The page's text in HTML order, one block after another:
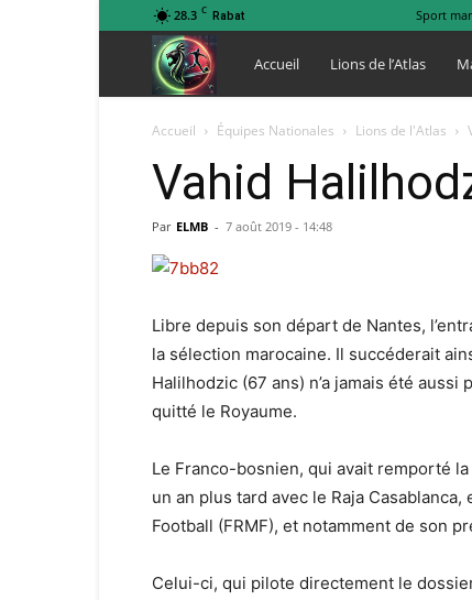
28.3 C Rabat Sport
Lions
de
l
Accueil Lions de l’Atlas
Accueil Équipes Nationales Lions de l'Atlas
Vahid
Par ELMB - 7 août 2019 - 14:48
Libre depuis son départ de Nantes,
la sélection marocaine. Il succéderait
Halilhodzic (67 ans) n’a jamais été
quitté le Royaume.
Le Franco-bosnien, qui avait remporté
un an plus tard avec le Raja
Football (FRMF), et notamment de son
Celui-ci, qui pilote directement le